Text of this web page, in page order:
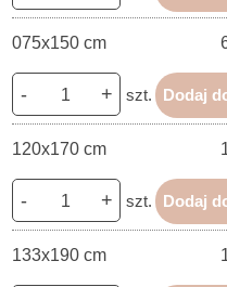
075x150 cm
- + szt. Dodaj
120x170 cm
- + szt. Dodaj
133x190 cm